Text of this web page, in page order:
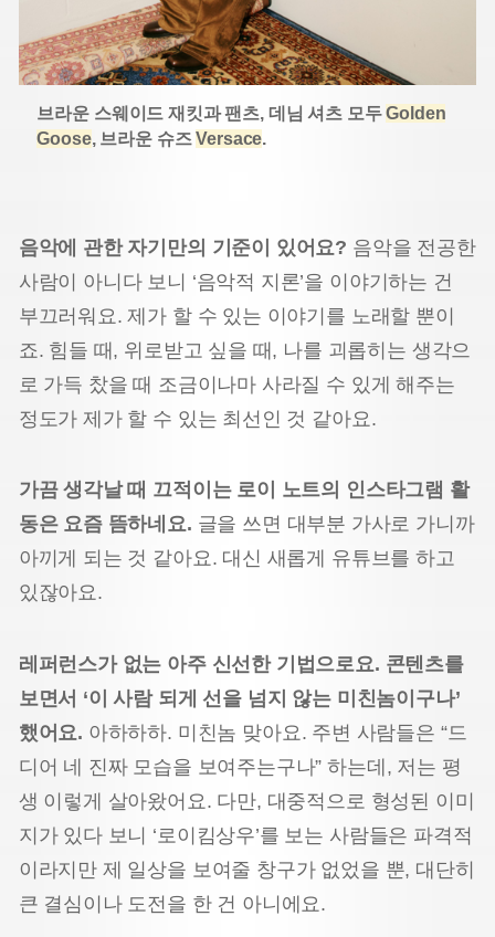
브라운 스웨이드 재킷과 팬츠, 데님 셔츠 모두Golden
Goose, 브라운 슈즈Versace.
음악에 관한 자기만의 기준이 있어요? 음악을 전공한
사람이 아니다 보니 ‘음악적 지론’을 이야기하는 건
부끄러워요. 제가 할 수 있는 이야기를 노래할 뿐이
죠. 힘들 때, 위로받고 싶을 때, 나를 괴롭히는 생각으
로 가득 찼을 때 조금이나마 사라질 수 있게 해주는
정도가 제가 할 수 있는 최선인 것 같아요.
가끔 생각날 때 끄적이는 로이 노트의 인스타그램 활
동은 요즘 뜸하네요. 글을 쓰면 대부분 가사로 가니까
아끼게 되는 것 같아요. 대신 새롭게 유튜브를 하고
있잖아요.
레퍼런스가 없는 아주 신선한 기법으로요. 콘텐츠를
보면서 ‘이 사람 되게 선을 넘지 않는 미친놈이구나’
했어요. 아하하하. 미친놈 맞아요. 주변 사람들은 “드
디어 네 진짜 모습을 보여주는구나” 하는데, 저는 평
생 이렇게 살아왔어요. 다만, 대중적으로 형성된 이미
지가 있다 보니 ‘로이킴상우’를 보는 사람들은 파격적
이라지만 제 일상을 보여줄 창구가 없었을 뿐, 대단히
큰 결심이나 도전을 한 건 아니에요.